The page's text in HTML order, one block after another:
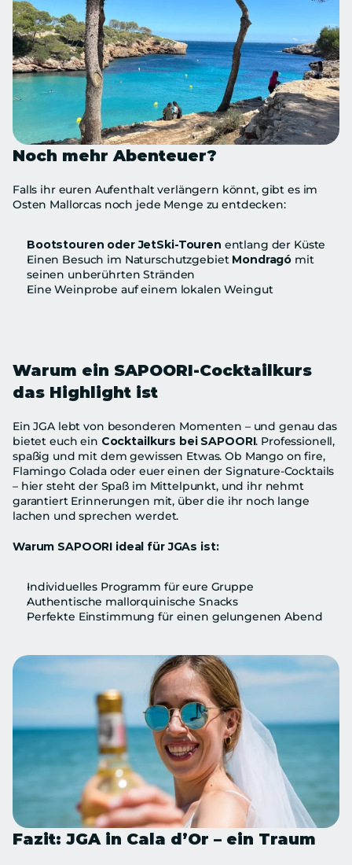
Noch mehr Abenteuer?
Falls ihr euren Aufenthalt verlängern könnt, gibt es im
Osten Mallorcas noch jede Menge zu entdecken:
Bootstouren oder JetSki-Touren entlang der Küste
Einen Besuch im Naturschutzgebiet Mondragó mit
seinen unberührten Stränden
Eine Weinprobe auf einem lokalen Weingut
Warum ein SAPOORI-Cocktailkurs
das Highlight ist
Ein JGA lebt von besonderen Momenten – und genau das
bietet euch ein Cocktailkurs bei SAPOORI. Professionell,
spaßig und mit dem gewissen Etwas. Ob Mango on fire,
Flamingo Colada oder euer einen der Signature-Cocktails
– hier steht der Spaß im Mittelpunkt, und ihr nehmt
garantiert Erinnerungen mit, über die ihr noch lange
lachen und sprechen werdet.
Warum SAPOORI ideal für JGAs ist:
Individuelles Programm für eure Gruppe
Authentische mallorquinische Snacks
Perfekte Einstimmung für einen gelungenen Abend
Fazit: JGA in Cala d’Or – ein Traum